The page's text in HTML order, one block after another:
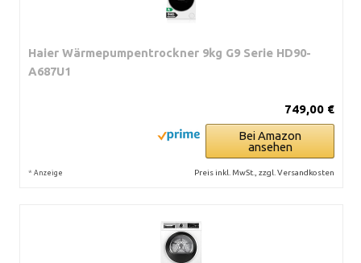
Haier Wärmepumpentrockner 9kg G9 Serie HD90-
A687U1
749,00 €
Bei Amazon
ansehen
* Anzeige Preis inkl. MwSt., zzgl. Versandkosten